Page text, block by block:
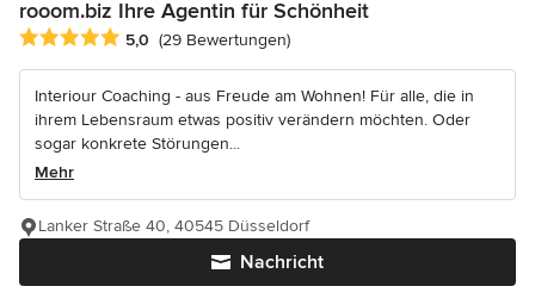
rooom.biz Ihre Agentin für Schönheit
Durchschnittliche Bewertung: 5 von 5 Sternen
5,0 (29 Bewertungen)
Interiour Coaching - aus Freude am Wohnen! Für alle, die in
ihrem Lebensraum etwas positiv verändern möchten. Oder
sogar konkrete Störungen...
Mehr
Nachricht
Lanker Straße 40, 40545 Düsseldorf